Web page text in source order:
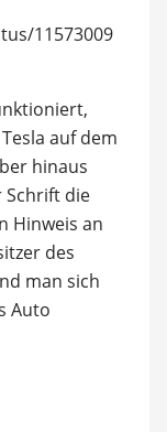
11573009
auf dem
hinaus
die
Hinweis an
des
man sich
Auto